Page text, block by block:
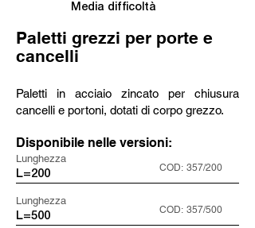
Media difficoltà
Paletti grezzi per porte e
cancelli
Paletti in acciaio zincato per chiusura
cancelli e portoni, dotati di corpo grezzo.
Disponibile nelle versioni:
Lunghezza
L=200
COD: 357/200
Lunghezza
L=500
COD: 357/500